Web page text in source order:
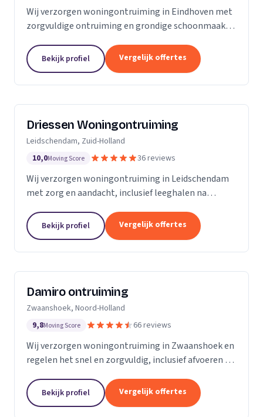
Wij verzorgen woningontruiming in Eindhoven met
zorgvuldige ontruiming en grondige schoonmaak
Bekijk profiel Vergelijk offertes
Driessen Woningontruiming
Leidschendam, Zuid-Holland
10,0Moving Score 36 reviews
Wij verzorgen woningontruiming in Leidschendam
met zorg en aandacht, inclusief leeghalen na
Bekijk profiel Vergelijk offertes
Damiro ontruiming
Zwaanshoek, Noord-Holland
9,8Moving Score 66 reviews
Wij verzorgen woningontruiming in Zwaanshoek en
regelen het snel en zorgvuldig, inclusief afvoeren en
Bekijk profiel Vergelijk offertes